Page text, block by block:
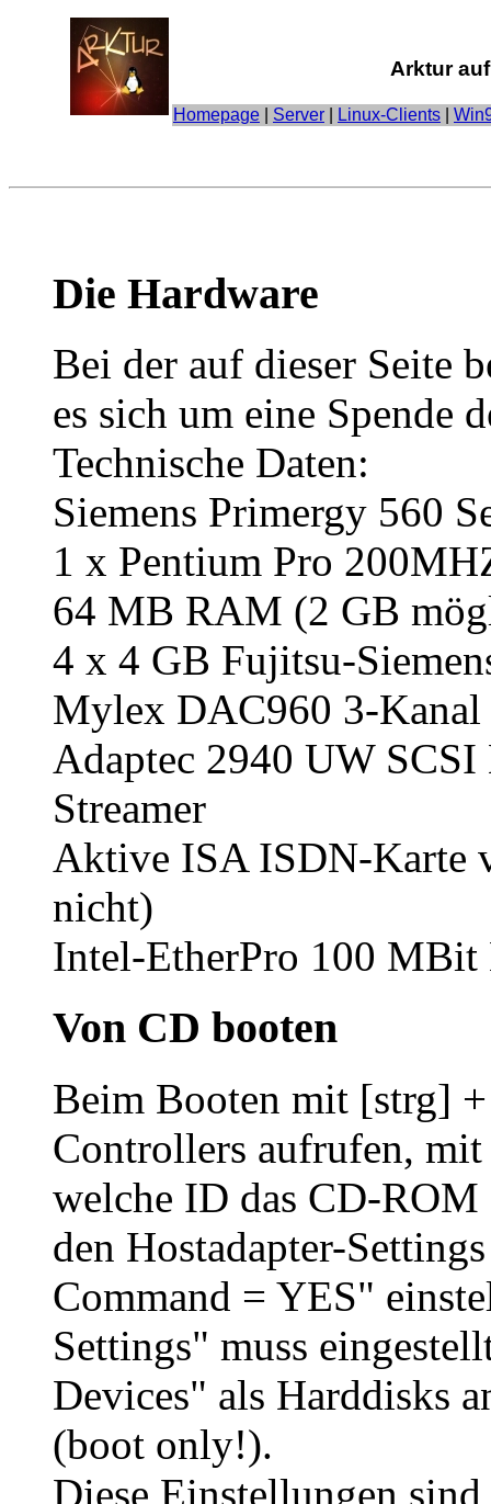
Arktur
Homepage Server Linux-Clients
Die Hardware
Bei der auf dieser Seite
es sich um eine Spende
Technische Daten:
Siemens Primergy 560
1 x Pentium Pro
64 MB RAM (2 GB
4 x 4 GB Fujitsu-
Mylex DAC960 3-
Adaptec 2940 UW
Streamer
Aktive ISA ISDN-Karte
nicht)
Intel-EtherPro 100 MBit
Von CD booten
Beim Booten mit [strg]
Controllers aufrufen,
welche ID das CD-
den Hostadapter-
Command = YES"
Settings" muss
Devices" als Harddisks
(boot only!).
Diese Einstellungen